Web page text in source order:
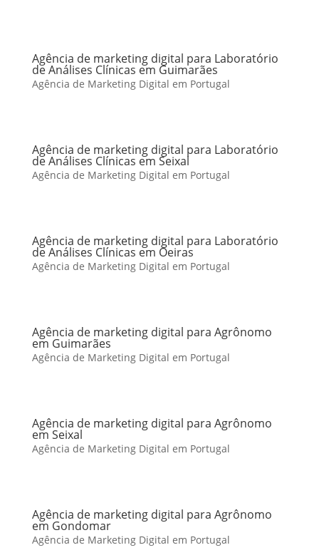
Agência de marketing digital para Laboratório
de Análises Clínicas em Guimarães
Agência de Marketing Digital em Portugal
Agência de marketing digital para Laboratório
de Análises Clínicas em Seixal
Agência de Marketing Digital em Portugal
Agência de marketing digital para Laboratório
de Análises Clínicas em Oeiras
Agência de Marketing Digital em Portugal
Agência de marketing digital para Agrônomo
em Guimarães
Agência de Marketing Digital em Portugal
Agência de marketing digital para Agrônomo
em Seixal
Agência de Marketing Digital em Portugal
Agência de marketing digital para Agrônomo
em Gondomar
Agência de Marketing Digital em Portugal